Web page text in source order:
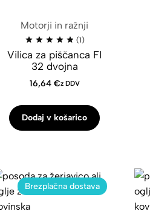
Motorji in ražnji
(1)
Vilica za piščanca FI
32 dvojna
16,64 €z DDV
Dodaj v košarico
Brezplačna dostava